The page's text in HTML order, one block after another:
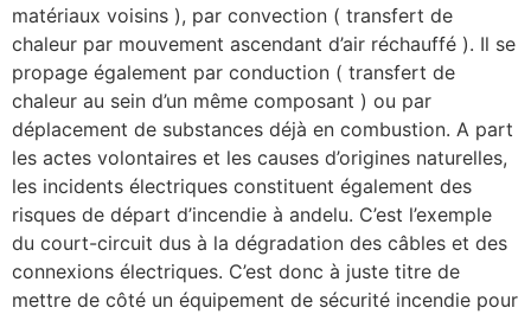
matériaux voisins ), par convection ( transfert de
chaleur par mouvement ascendant d’air réchauffé ). Il se
propage également par conduction ( transfert de
chaleur au sein d’un même composant ) ou par
déplacement de substances déjà en combustion. A part
les actes volontaires et les causes d’origines naturelles,
les incidents électriques constituent également des
risques de départ d’incendie à andelu. C’est l’exemple
du court-circuit dus à la dégradation des câbles et des
connexions électriques. C’est donc à juste titre de
mettre de côté un équipement de sécurité incendie pour